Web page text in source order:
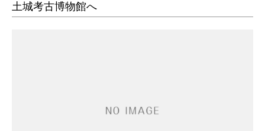
土城考古博物館へ